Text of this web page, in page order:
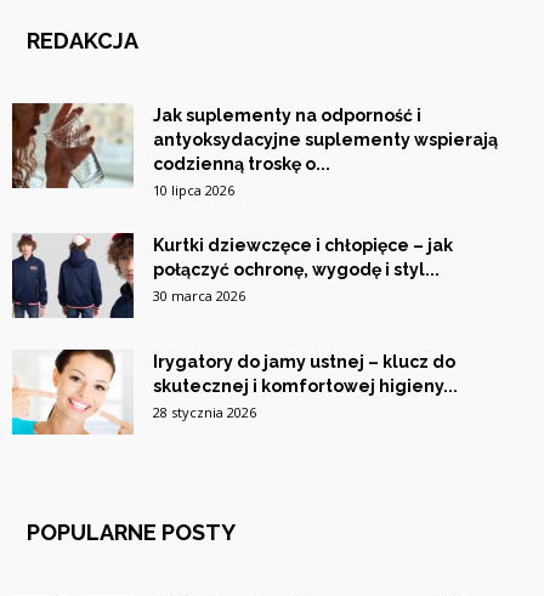
REDAKCJA
Jak suplementy na odporność i
antyoksydacyjne suplementy wspierają
codzienną troskę o...
10 lipca 2026
Kurtki dziewczęce i chłopięce – jak
połączyć ochronę, wygodę i styl...
30 marca 2026
Irygatory do jamy ustnej – klucz do
skutecznej i komfortowej higieny...
28 stycznia 2026
POPULARNE POSTY